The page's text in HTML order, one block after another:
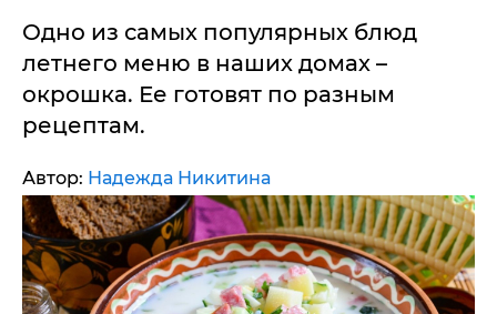
Одно из самых популярных блюд
летнего меню в наших домах –
окрошка. Ее готовят по разным
рецептам.
Автор: Надежда Никитина